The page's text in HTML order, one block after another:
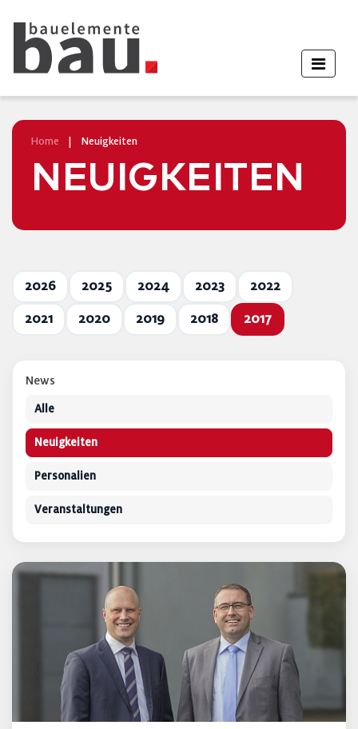
Home Neuigkeiten
NEUIGKEITEN
2026 2025 2024 2023 2022
2021 2020 2019 2018 2017
News
Alle
Neuigkeiten
Personalien
Veranstaltungen